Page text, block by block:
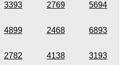
3393 2769 5694
4899 2468 6893
2782 4138 3193